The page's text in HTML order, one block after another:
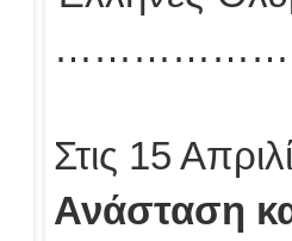
Στις 15
Ανάσταση